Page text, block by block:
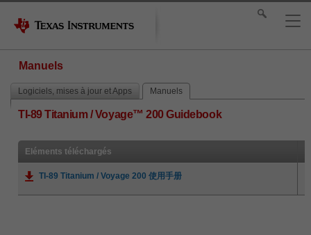
Manuels
Logiciels, mises à jour et Apps Manuels
TI-89 Titanium / Voyage™ 200 Guidebook
Eléments téléchargés
TI-89 Titanium / Voyage 200 使用手册